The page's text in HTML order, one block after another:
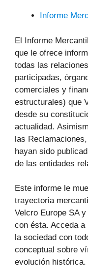
Informe
El Informe
que le ofrece
todas las
participadas,
comerciales y
estructurales) que
desde su
actualidad.
las
hayan sido
de las entidades
Este informe le
trayectoria
Velcro Europe SA
con ésta. Acceda
la sociedad con
conceptual sobre
evolución histórica.